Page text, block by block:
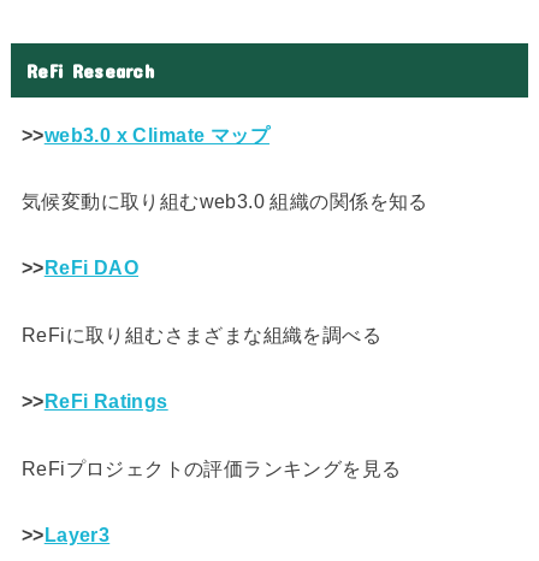
ReFi Research
>>web3.0 x Climate マップ
気候変動に取り組むweb3.0 組織の関係を知る
>> ReFi DAO
ReFiに取り組むさまざまな組織を調べる
>>ReFi Ratings
ReFiプロジェクトの評価ランキングを見る
>>Layer3